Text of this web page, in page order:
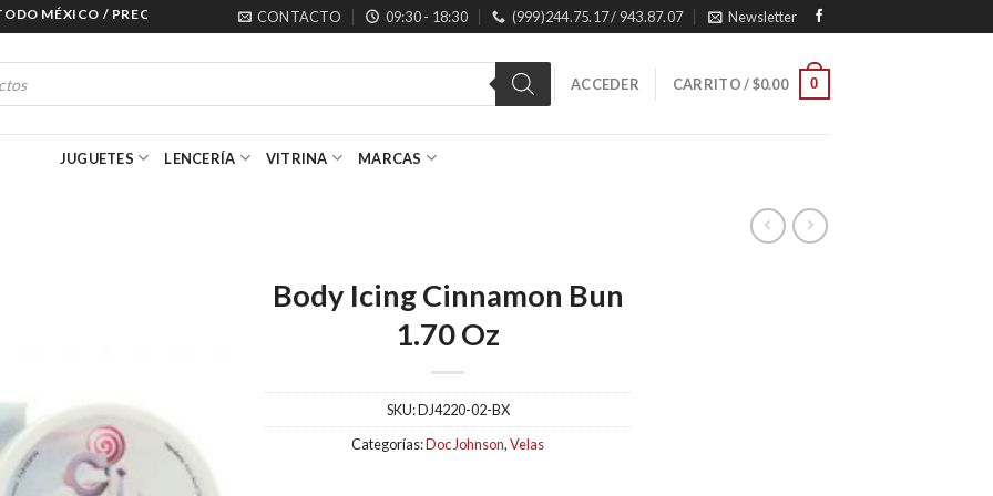
MÉXICO / PRECIOS ESPECIALES PARA MAYORISTAS
CONTACTO 09:30 - 18:30 (999)244.75.17 / 943.87.07 Newsletter
ACCEDER CARRITO /$0.00 0
JUGUETES LENCERÍA VITRINA MARCAS
Body Icing Cinnamon Bun
1.70 Oz
SKU:DJ4220-02-BX
Categorías:Doc Johnson,Velas